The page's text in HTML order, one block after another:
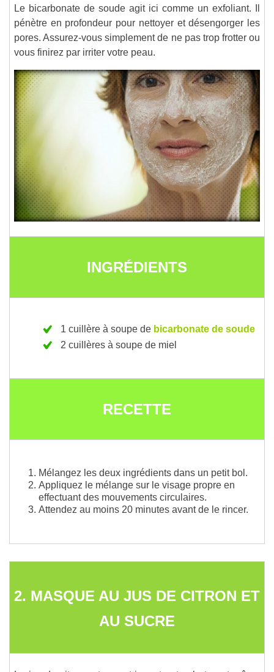
Le bicarbonate de soude agit ici comme un exfoliant. Il
pénètre en profondeur pour nettoyer et désengorger les
pores. Assurez-vous simplement de ne pas trop frotter ou
vous finirez par irriter votre peau.
INGRÉDIENTS
1 cuillère à soupe de bicarbonate de soude
2 cuillères à soupe de miel
RECETTE
Mélangez les deux ingrédients dans un petit bol.
Appliquez le mélange sur le visage propre en
effectuant des mouvements circulaires.
Attendez au moins 20 minutes avant de le rincer.
2. MASQUE AU JUS DE CITRON ET
AU SUCRE